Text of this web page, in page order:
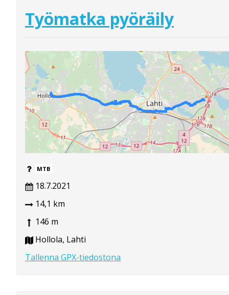
Työmatka pyöräily
MTB
18.7.2021
14,1 km
146 m
Hollola, Lahti
Tallenna GPX-tiedostona